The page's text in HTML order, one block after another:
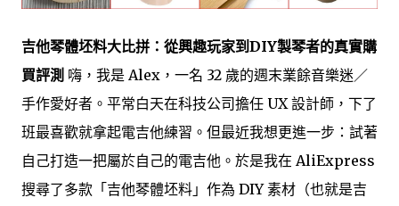
吉他琴體坯料大比拼：從興趣玩家到DIY製琴者的真實購
買評測 嗨，我是 Alex，一名 32 歲的週末業餘音樂迷／
手作愛好者。平常白天在科技公司擔任 UX 設計師，下了
班最喜歡就拿起電吉他練習。但最近我想更進一步：試著
自己打造一把屬於自己的電吉他。於是我在 AliExpress
搜尋了多款「吉他琴體坯料」作為 DIY 素材（也就是吉